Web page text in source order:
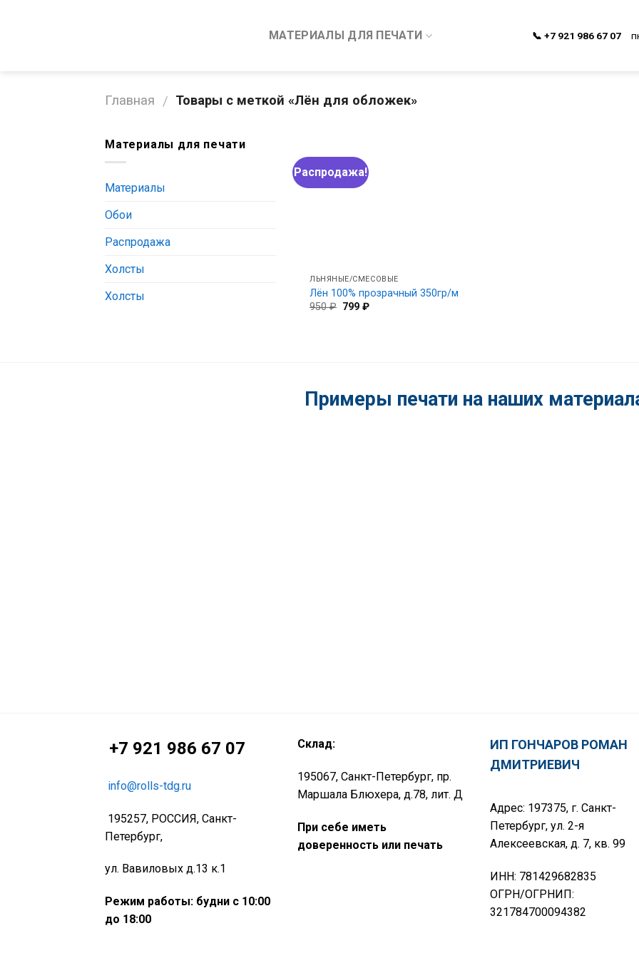
МАТЕРИАЛЫ ДЛЯ ПЕЧАТИ 📞 +7 921 986 67 07
Главная / Товары с меткой «Лён для обложек»
Материалы для печати
Материалы
Обои
Распродажа
Холсты
Холсты
Распродажа!
ЛЬНЯНЫЕ/СМЕСОВЫЕ
Лён 100% прозрачный 350гр/м
950₽ Первоначальная
799₽Текущая
Примеры печати на наших
+7 921 986 67 07
info@rolls-tdg.ru
195257, РОССИЯ, Санкт-
Петербург,
ул. Вавиловых д.13 к.1
Режим работы: будни с 10:00
до 18:00
Склад:
195067, Санкт-Петербург, пр.
Маршала Блюхера, д.78, лит. Д
При себе иметь
доверенность или печать
ИП ГОНЧАРОВ РОМАН
ДМИТРИЕВИЧ
Адрес: 197375, г. Санкт-
Петербург, ул. 2-я
Алексеевская, д. 7, кв. 99
ИНН: 781429682835
ОГРН/ОГРНИП:
321784700094382